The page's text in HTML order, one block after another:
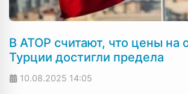
В АТОР считают, что цены на
Турции достигли предела
10.08.2025 14:05